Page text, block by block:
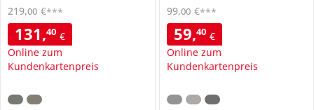
131,40 €
Online zum
Kundenkartenpreis
219,00 €***
59,40 €
Online zum
Kundenkartenpreis
99,00 €***